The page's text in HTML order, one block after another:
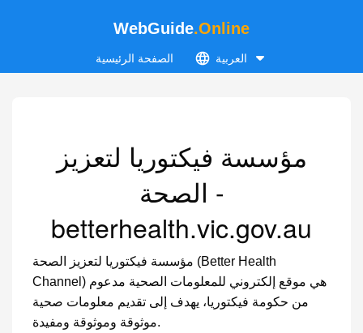
WebGuide.Online
الصفحة الرئيسية العربية
مؤسسة فيكتوريا لتعزيز
الصحة -
betterhealth.vic.gov.au
مؤسسة فيكتوريا لتعزيز الصحة (Better Health
Channel) هي موقع إلكتروني للمعلومات الصحية مدعوم
من حكومة فيكتوريا، يهدف إلى تقديم معلومات صحية
موثوقة وموثوقة ومفيدة.